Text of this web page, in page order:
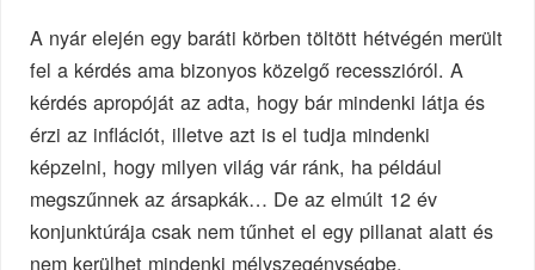
A nyár elején egy baráti körben töltött hétvégén merült
fel a kérdés ama bizonyos közelgő recesszióról. A
kérdés apropóját az adta, hogy bár mindenki látja és
érzi az inflációt, illetve azt is el tudja mindenki
képzelni, hogy milyen világ vár ránk, ha például
megszűnnek az ársapkák… De az elmúlt 12 év
konjunktúrája csak nem tűnhet el egy pillanat alatt és
nem kerülhet mindenki mélyszegénységbe.